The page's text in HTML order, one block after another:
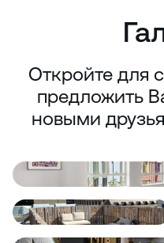
Откройте для
предложить
новыми